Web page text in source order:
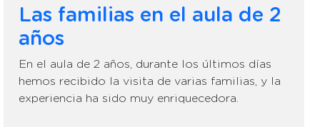
Las familias en el aula de 2
años
En el aula de 2 años, durante los últimos días
hemos recibido la visita de varias familias, y la
experiencia ha sido muy enriquecedora.